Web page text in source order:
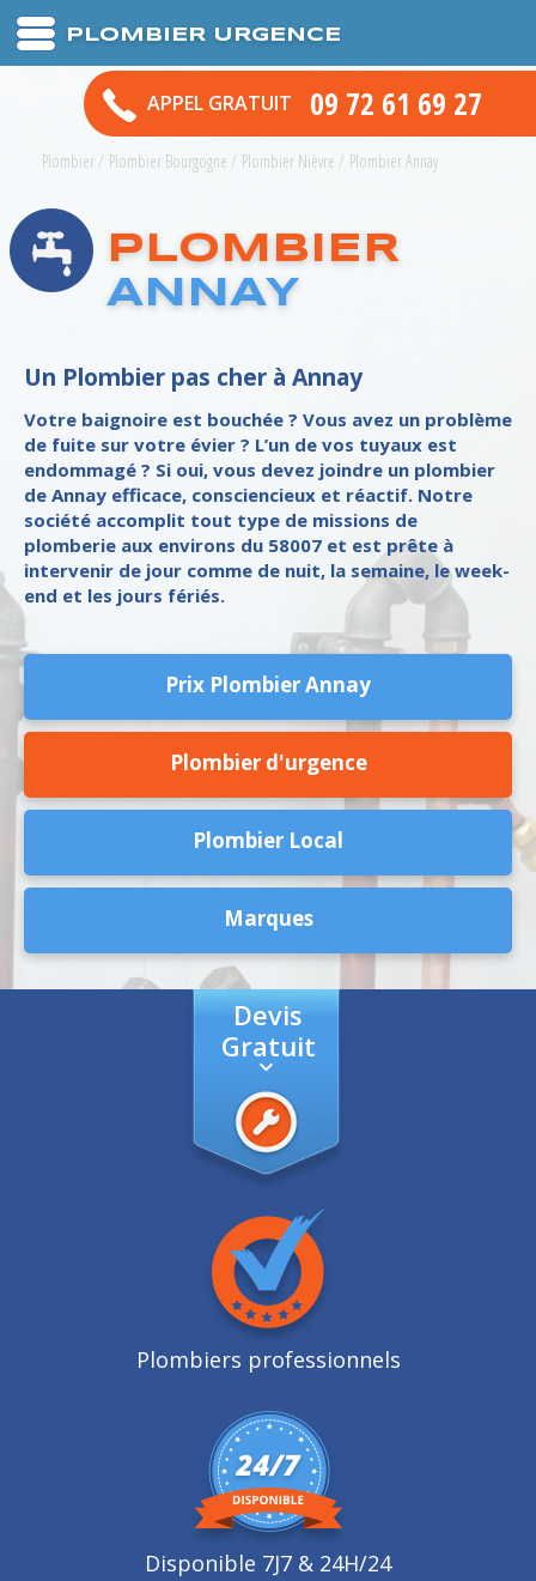
PLOMBIER URGENCE
APPEL GRATUIT 09 72 61 69 27
Plombier/ Plombier Bourgogne / Plombier Nièvre / Plombier Annay
PLOMBIER
ANNAY
Un Plombier pas cher à Annay
Votre baignoire est bouchée ? Vous avez un problème
de fuite sur votre évier ? L’un de vos tuyaux est
endommagé ? Si oui, vous devez joindre un plombier
de Annay efficace, consciencieux et réactif. Notre
société accomplit tout type de missions de
plomberie aux environs du 58007 et est prête à
intervenir de jour comme de nuit, la semaine, le week-
end et les jours fériés.
Prix Plombier Annay
Plombier d'urgence
Plombier Local
Marques
Devis
Gratuit
Plombiers professionnels
Disponible 7J7 & 24H/24